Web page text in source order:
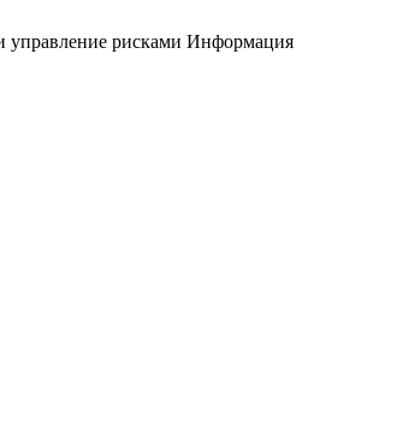
управление рисками Информация